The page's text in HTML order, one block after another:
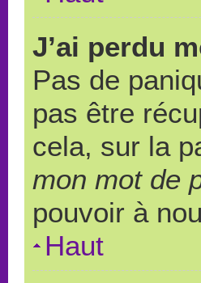
J’ai perdu
Pas de
pas être
cela, sur la
mon mot de
pouvoir à
Haut